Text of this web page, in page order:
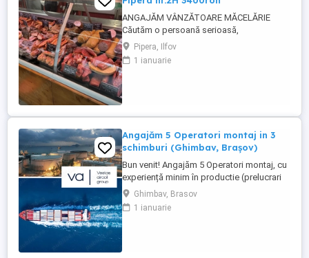
ANGAJĂM VÂNZĂTOARE MĂCELĂRIE
Căutăm o persoană serioasă,
responsabilă și amabilă pentru postul de
vânzătoare într-o măcelărie modernă.
Cerințe: Experiență în domeniul vânzărilor
Rapiditate, ...
Pipera, Ilfov
1 ianuarie
Angajăm 5 Operatori montaj in 3
schimburi (Ghimbav, Brașov)
Bun venit! Angajăm 5 Operatori montaj, cu
experiență minim în productie (prelucrari
prin aschiere). Căutăm persoane serioase,
dornice să învețe și să muncească, se va
oferi instruire la locul de muncă. Program:
Ghimbav, Brasov
1 ianuarie